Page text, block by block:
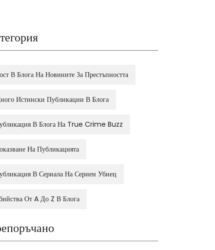
В Блога На Новините За Престъпността
Истински Публикации В Блога
В Блога На True Crime Buzz
На Публикацията
В Сериала На Сериен Убиец
От A До Z В Блога